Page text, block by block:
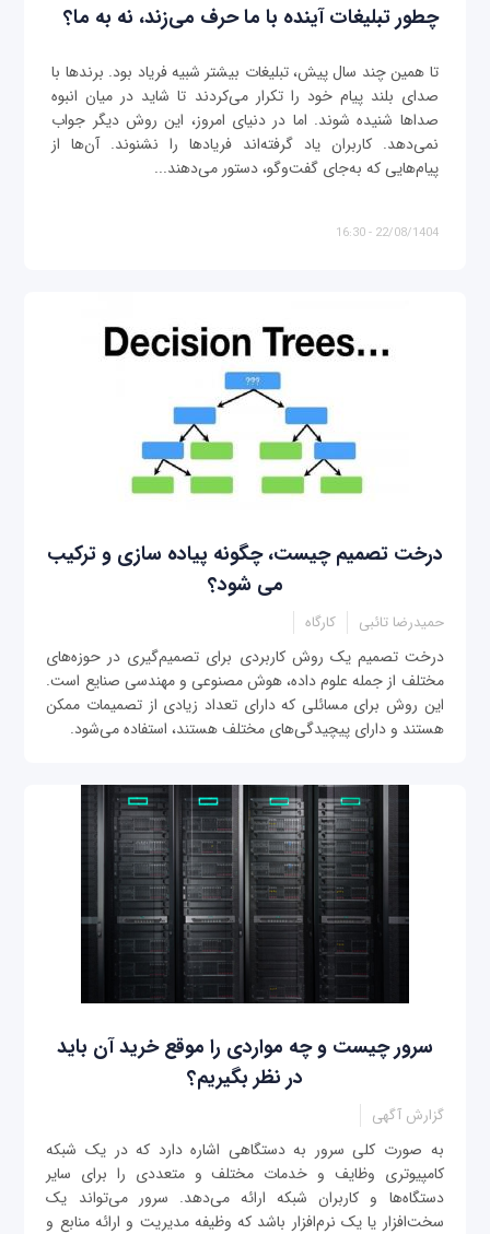
چطور تبلیغات آینده با ما حرف می‌زند، نه به ما؟
تا همین چند سال پیش، تبلیغات بیشتر شبیه فریاد بود. برندها با
صدای بلند پیام خود را تکرار می‌کردند تا شاید در میان انبوه
صداها شنیده شوند. اما در دنیای امروز، این روش دیگر جواب
نمی‌دهد. کاربران یاد گرفته‌اند فریادها را نشنوند. آن‌ها از
پیام‌هایی که به‌جای گفت‌وگو، دستور می‌دهند...
22/08/1404 - 16:30
درخت تصمیم چیست، چگونه پیاده ‌سازی و ترکیب
می شود‌؟
حمیدرضا تائبی کارگاه
درخت تصمیم یک روش کاربردی برای تصمیم‌گیری در حوزه‌های
مختلف از جمله علوم داده، هوش مصنوعی و مهندسی صنایع است.
این روش برای مسائلی که دارای تعداد زیادی از تصمیمات ممکن
هستند و دارای پیچیدگی‌های مختلف هستند، استفاده می‌شود.
سرور چیست و چه مواردی را موقع خرید آن باید
در نظر بگیریم؟
گزارش آگهی
به صورت کلی سرور به دستگاهی اشاره دارد که در یک شبکه
کامپیوتری وظایف و خدمات مختلف و متعددی را برای سایر
دستگاه‌ها و کاربران شبکه ارائه می‌دهد. سرور می‌تواند یک
سخت‌افزار یا یک نرم‌افزار باشد که وظیفه مدیریت و ارائه منابع و